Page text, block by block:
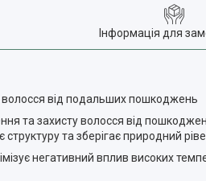
Інформація для
волосся від подальших пошкоджень
та захисту волосся від
та зберігає природний
негативний вплив високих